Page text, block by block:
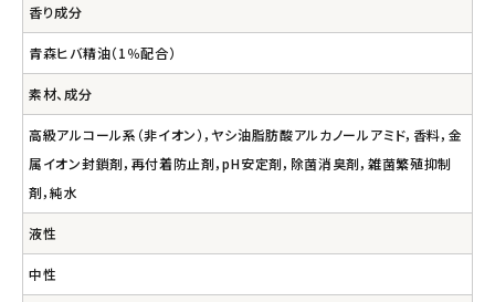
香り成分
青森ヒバ精油（1％配合）
素材、成分
高級アルコール系（非イオン），ヤシ油脂肪酸アルカノールアミド，香料，金
属イオン封鎖剤，再付着防止剤，pH安定剤，除菌消臭剤，雑菌繁殖抑制
剤，純水
液性
中性